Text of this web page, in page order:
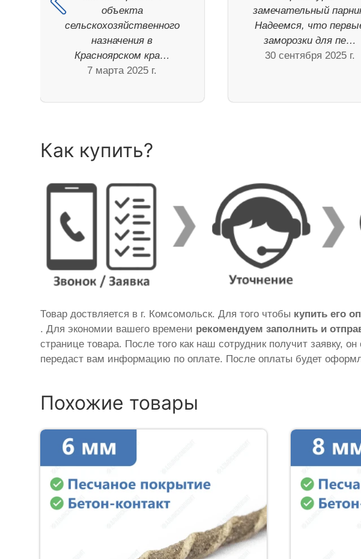
объекта
сельскохозяйственного
назначения в
Красноярском кра…
7 марта 2025 г.
замечательный
Надеемся, что
заморозки для пе…
30 сентября 2025 г.
Как купить?
Товар доствляется в г. Комсомольск. Для того чтобы купить его
. Для экономии вашего времени рекомендуем заполнить и
странице товара. После того как наш сотрудник получит заявку,
передаст вам информацию по оплате. После оплаты будет
Похожие товары